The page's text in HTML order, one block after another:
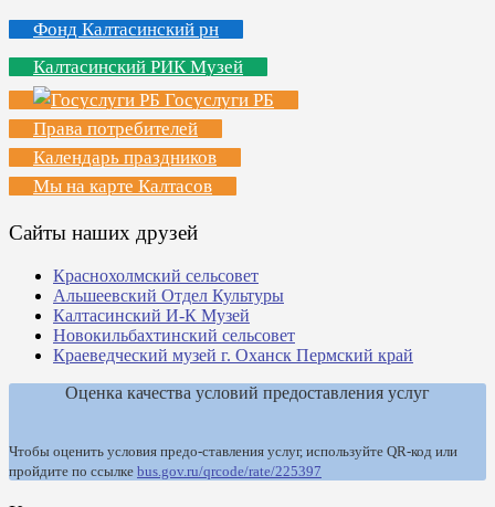
Фонд Калтасинский рн
Калтасинский РИК Музей
Госуслуги РБ
Права потребителей
Календарь праздников
Мы на карте Калтасов
Сайты наших друзей
Краснохолмский сельсовет
Альшеевский Отдел Культуры
Калтасинский И-К Музей
Новокильбахтинский сельсовет
Краеведческий музей г. Оханск Пермский край
Оценка качества условий предоставления услуг
Чтобы оценить условия предо-ставления услуг, используйте QR-код или
пройдите по ссылке bus.gov.ru/qrcode/rate/225397